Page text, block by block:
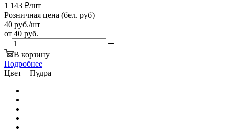
1 143 ₽/шт
Розничная цена (бел. руб)
40 руб./шт
от 40 руб.
В корзину
Подробнее
Цвет—Пудра